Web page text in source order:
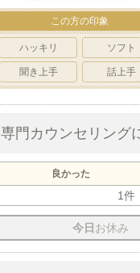
この方の印象
ハッキリ ソフト
聞き上手 話上手
専門カウンセリング
良かった
1件
今日 お休み